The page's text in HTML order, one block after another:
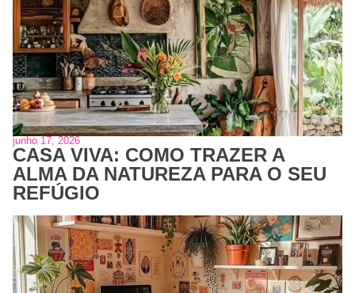
junho 17, 2026
CASA VIVA: COMO TRAZER A
ALMA DA NATUREZA PARA O SEU
REFÚGIO